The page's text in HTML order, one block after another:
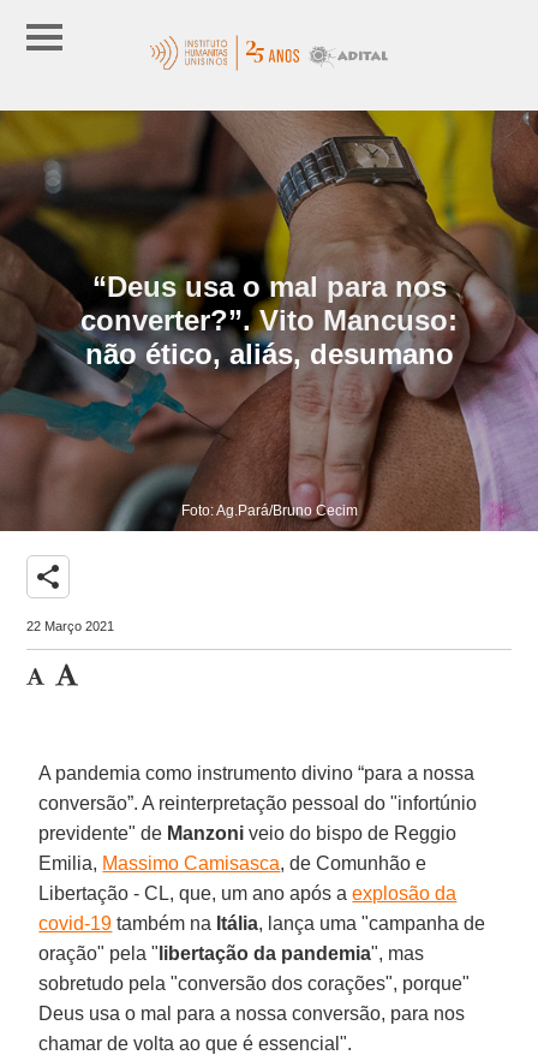
“Deus usa o mal para nos
converter?”. Vito Mancuso:
não ético, aliás, desumano
Foto: Ag.Pará/Bruno Cecim
share
22 Março 2021
A pandemia como instrumento divino “para a nossa
conversão”. A reinterpretação pessoal do "infortúnio
previdente" de Manzoni veio do bispo de Reggio
Emilia, Massimo Camisasca, de Comunhão e
Libertação - CL, que, um ano após aexplosão da
covid-19 também na Itália, lança uma "campanha de
oração" pela " libertação da pandemia", mas
sobretudo pela "conversão dos corações", porque"
Deus usa o mal para a nossa conversão, para nos
chamar de volta ao que é essencial".